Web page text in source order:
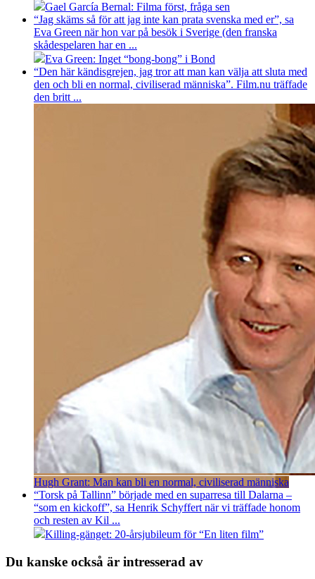
Gael García Bernal: Filma först, fråga sen
“Jag skäms så för att jag inte kan prata svenska med er”, sa
Eva Green när hon var på besök i Sverige (den franska
skådespelaren har en ...
Eva Green: Inget “bong-bong” i Bond
“Den här kändisgrejen, jag tror att man kan välja att sluta med
den och bli en normal, civiliserad människa”. Film.nu träffade
den britt ...
Hugh Grant: Man kan bli en normal, civiliserad människa
“Torsk på Tallinn” började med en suparresa till Dalarna –
“som en kickoff”, sa Henrik Schyffert när vi träffade honom
och resten av Kil ...
Killing-gänget: 20-årsjubileum för “En liten film”
Du kanske också är intresserad av